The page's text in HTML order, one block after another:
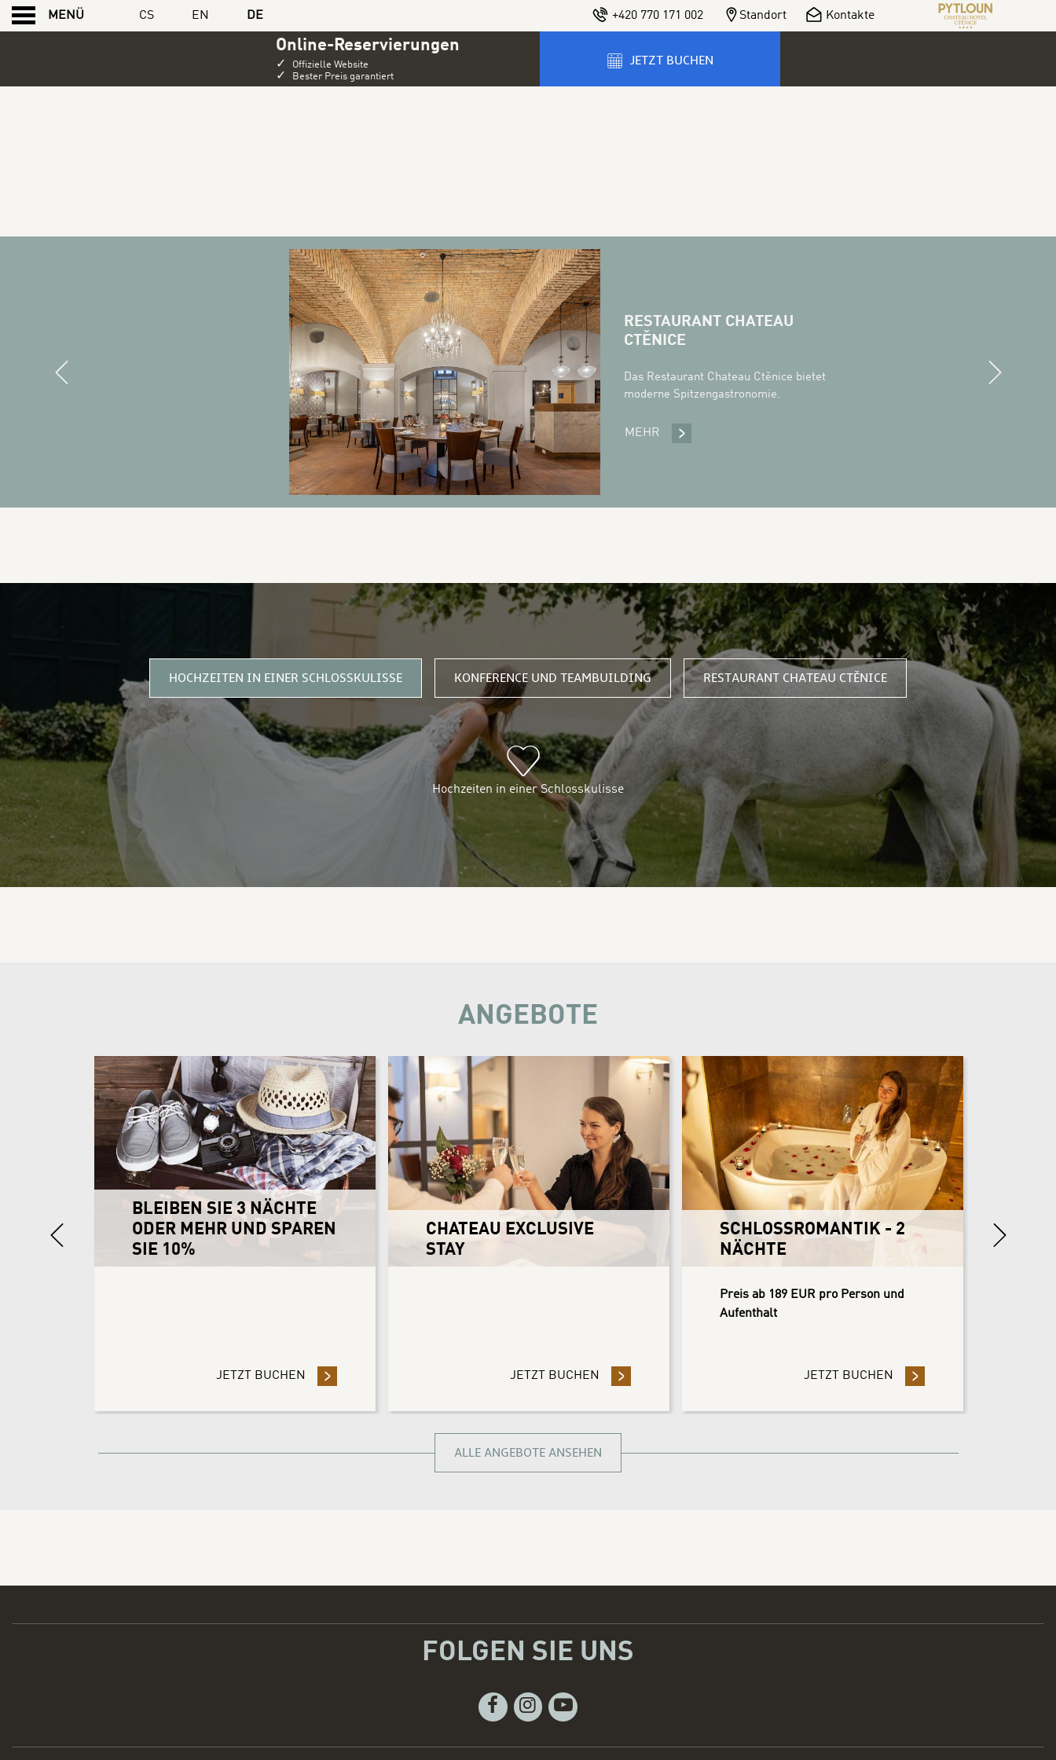
+420 770 171 002 Standort Kontakte
MENÜ CS EN DE
Online-Reservierungen
✓ Offizielle Website
✓ Bester Preis garantiert
JETZT BUCHEN
RESTAURANT CHATEAU
CTĚNICE
Das Restaurant Chateau Ctěnice bietet
moderne Spitzengastronomie.
MEHR RESTAURANT CHATEAU CTĚNICE
3 GRÜNDE, BEI UNS ZU BLEIBEN
HOCHZEITEN IN EINER SCHLOSSKULISSE KONFERENCE UND TEAMBUILDING RESTAURANT CHATEAU CTĚNICE
Hochzeiten in einer Schlosskulisse
ANGEBOTE
- DURCH DIE VORAUSZAHLUNG DER RESERVIERUNG SPAREN SIE 10%
BLEIBEN SIE 3 NÄCHTE
ODER MEHR UND SPAREN
SIE 10%
JETZT BUCHEN - BLEIBEN SIE 3 NÄCHTE ODER MEHR UND SPAREN SIE 10%
CHATEAU EXCLUSIVE
STAY
JETZT BUCHEN - CHATEAU EXCLUSIVE STAY
SCHLOSSROMANTIK - 2
NÄCHTE
Preis ab 189 EUR pro Person und
Aufenthalt
JETZT BUCHEN - SCHLOSSROMANTIK - 2
ALLE ANGEBOTE ANSEHEN
FOLGEN SIE UNS
FacebookInstagram
Youtube